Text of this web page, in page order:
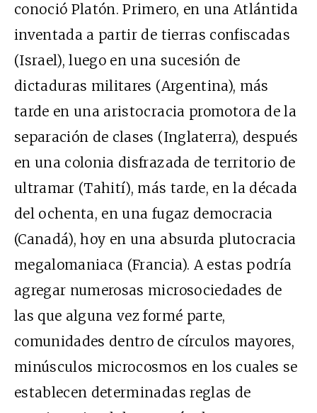
conoció Platón. Primero, en una Atlántida
inventada a partir de tierras confiscadas
(Israel), luego en una sucesión de
dictaduras militares (Argentina), más
tarde en una aristocracia promotora de la
separación de clases (Inglaterra), después
en una colonia disfrazada de territorio de
ultramar (Tahití), más tarde, en la década
del ochenta, en una fugaz democracia
(Canadá), hoy en una absurda plutocracia
megalomaniaca (Francia). A estas podría
agregar numerosas microsociedades de
las que alguna vez formé parte,
comunidades dentro de círculos mayores,
minúsculos microcosmos en los cuales se
establecen determinadas reglas de